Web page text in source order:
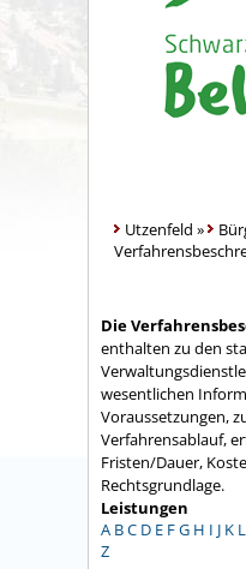
Utzenfeld »
Die
enthalten zu den
wesentlichen
Voraussetzungen,
Verfahrensablauf,
Fristen/Dauer,
Rechtsgrundlage.
Leistungen
A BC D E FG H I J K L
Z